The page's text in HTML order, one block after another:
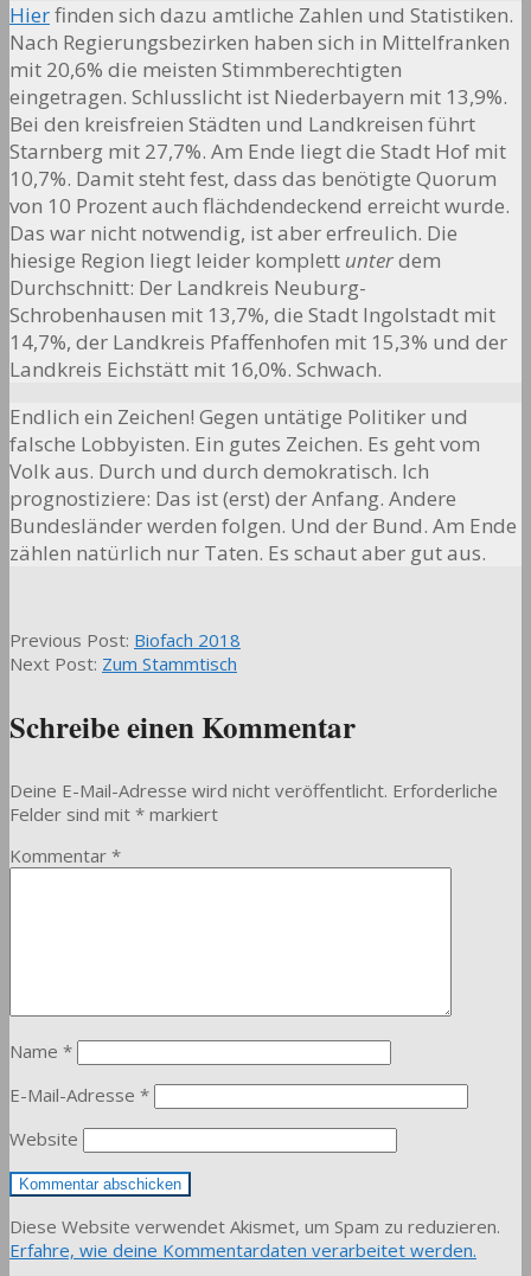
Hierfinden sich dazu amtliche Zahlen und Statistiken.
Nach Regierungsbezirken haben sich in Mittelfranken
mit 20,6% die meisten Stimmberechtigten
eingetragen. Schlusslicht ist Niederbayern mit 13,9%.
Bei den kreisfreien Städten und Landkreisen führt
Starnberg mit 27,7%. Am Ende liegt die Stadt Hof mit
10,7%. Damit steht fest, dass das benötigte Quorum
von 10 Prozent auch flächdendeckend erreicht wurde.
Das war nicht notwendig, ist aber erfreulich. Die
hiesige Region liegt leider komplett unterdem
Durchschnitt: Der Landkreis Neuburg-
Schrobenhausen mit 13,7%, die Stadt Ingolstadt mit
14,7%, der Landkreis Pfaffenhofen mit 15,3% und der
Landkreis Eichstätt mit 16,0%. Schwach.
Endlich ein Zeichen! Gegen untätige Politiker und
falsche Lobbyisten. Ein gutes Zeichen. Es geht vom
Volk aus. Durch und durch demokratisch. Ich
prognostiziere: Das ist (erst) der Anfang. Andere
Bundesländer werden folgen. Und der Bund. Am Ende
zählen natürlich nur Taten. Es schaut aber gut aus.
2019-
02-
Previous Post: Biofach 2018
Next Post: Zum Stammtisch
Schreibe einen Kommentar
Deine E-Mail-Adresse wird nicht veröffentlicht. Erforderliche
Felder sind mit * markiert
Kommentar *
Name *
E-Mail-Adresse *
Website
Diese Website verwendet Akismet, um Spam zu reduzieren.
Erfahre, wie deine Kommentardaten verarbeitet werden.